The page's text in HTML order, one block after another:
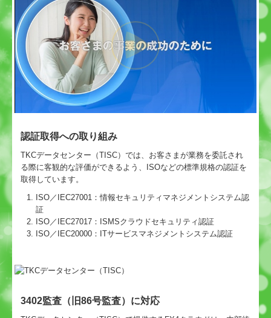
認証取得への取り組み
TKCデータセンター（TISC）では、お客さまが業務を委託され
る際に客観的な評価ができるよう、ISOなどの標準規格の認証を
取得しています。
ISO／IEC27001：情報セキュリティマネジメントシステム認
証
ISO／IEC27017：ISMSクラウドセキュリティ認証
ISO／IEC20000：ITサービスマネジメントシステム認証
3402監査（旧86号監査）に対応